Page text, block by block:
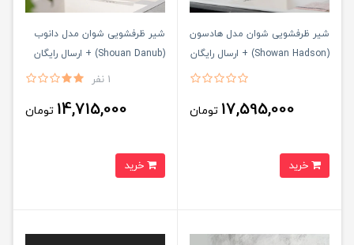
شیر ظرفشویی شوان مدل هادسون
(Showan Hadson) + ارسال رایگان
17,595,000 تومان
شیر ظرفشویی شوان مدل دانوب
(Shouan Danub) + ارسال رایگان
1 نفر
14,715,000 تومان